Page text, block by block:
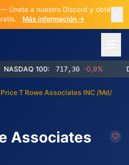
Únete a nuestro Discord y obtén 3
Más información →
100: 717,30 -0,9%
Price T Rowe Associates INC /Md/
Associates